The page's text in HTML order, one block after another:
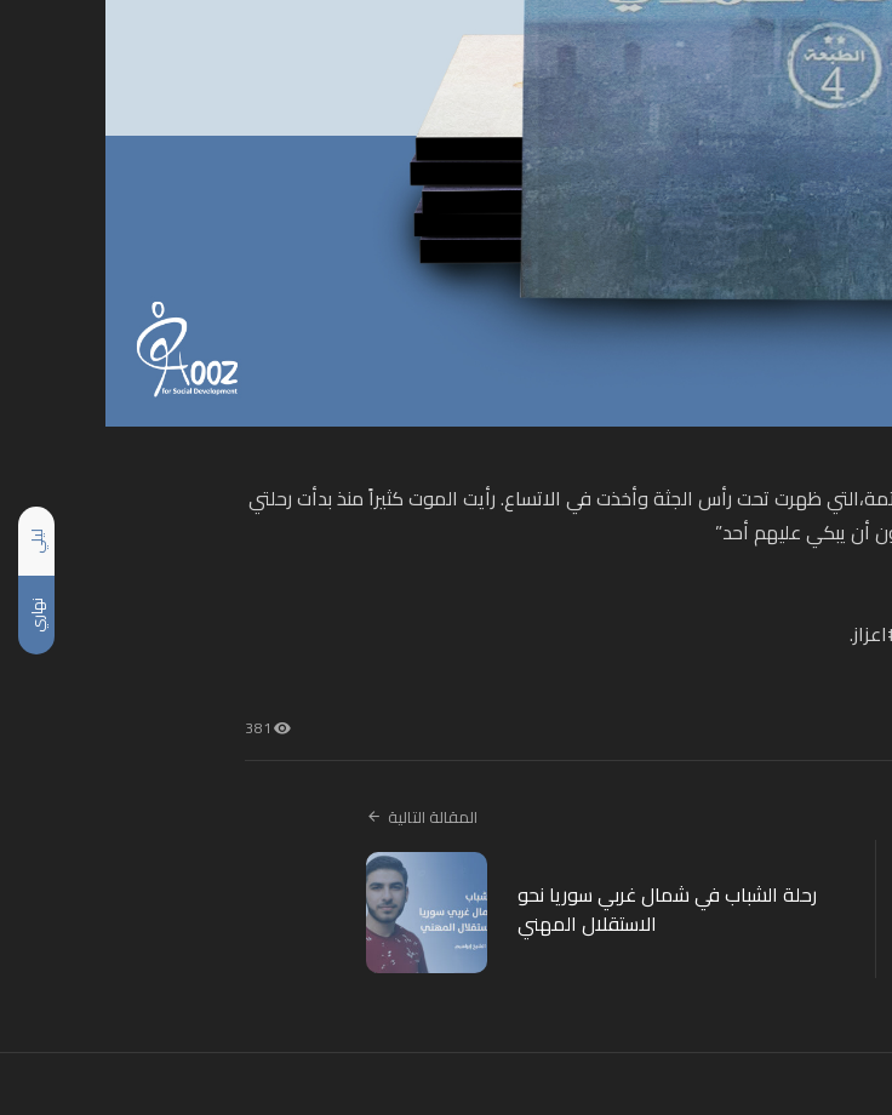
ليلي
نهاري
ظهرت تحت رأس الجثة وأخذت في الاتساع. رأيت الموت كثيراً منذ بدأت رحلتي
أن يبكي عليهم أحد”
381
المقالة التالية
رحلة الشباب في شمال غربي سوريا نحو
الاستقلال المهني